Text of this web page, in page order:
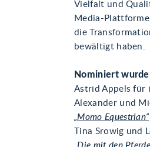
Vielfalt und
Media-
die
bewältigt haben.
Nominiert
Astrid Appels für
Alexander und
„Momo Equestrian“
Tina Srowig und